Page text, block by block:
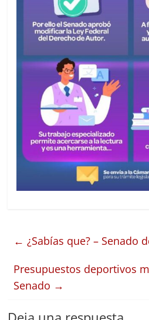
← ¿Sabías que? – Senado
Presupuestos deportivos
Senado →